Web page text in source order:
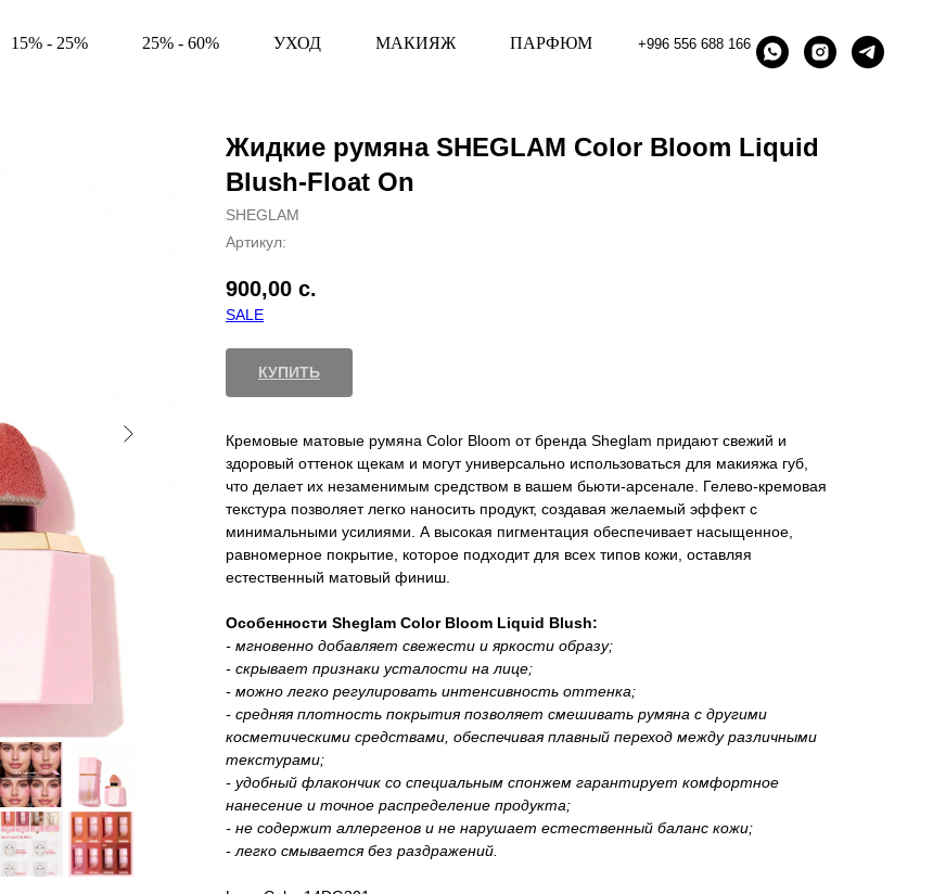
15% - 25% 25% - 60% УХОД МАКИЯЖ ПАРФЮМ +996 556 688 166
Жидкие румяна SHEGLAM Color Bloom Liquid
Blush-Float On
SHEGLAM
Артикул:
900,00 с.
SALE
КУПИТЬ
Кремовые матовые румяна Color Bloom от бренда Sheglam придают свежий и
здоровый оттенок щекам и могут универсально использоваться для макияжа губ,
что делает их незаменимым средством в вашем бьюти-арсенале. Гелево-кремовая
текстура позволяет легко наносить продукт, создавая желаемый эффект с
минимальными усилиями. А высокая пигментация обеспечивает насыщенное,
равномерное покрытие, которое подходит для всех типов кожи, оставляя
естественный матовый финиш.
Особенности Sheglam Color Bloom Liquid Blush:
- мгновенно добавляет свежести и яркости образу;
- скрывает признаки усталости на лице;
- можно легко регулировать интенсивность оттенка;
- средняя плотность покрытия позволяет смешивать румяна с другими
косметическими средствами, обеспечивая плавный переход между различными
текстурами;
- удобный флакончик со специальным спонжем гарантирует комфортное
нанесение и точное распределение продукта;
- не содержит аллергенов и не нарушает естественный баланс кожи;
- легко смывается без раздражений.